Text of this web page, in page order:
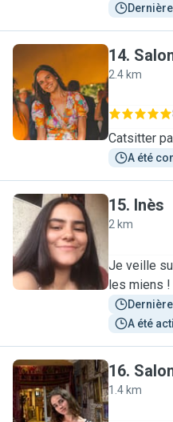
S
14.
2.4 km
Catsitter
A été
I
15. Inès
2 km
Je veille
les miens !
A été
S
16.
1.4 km